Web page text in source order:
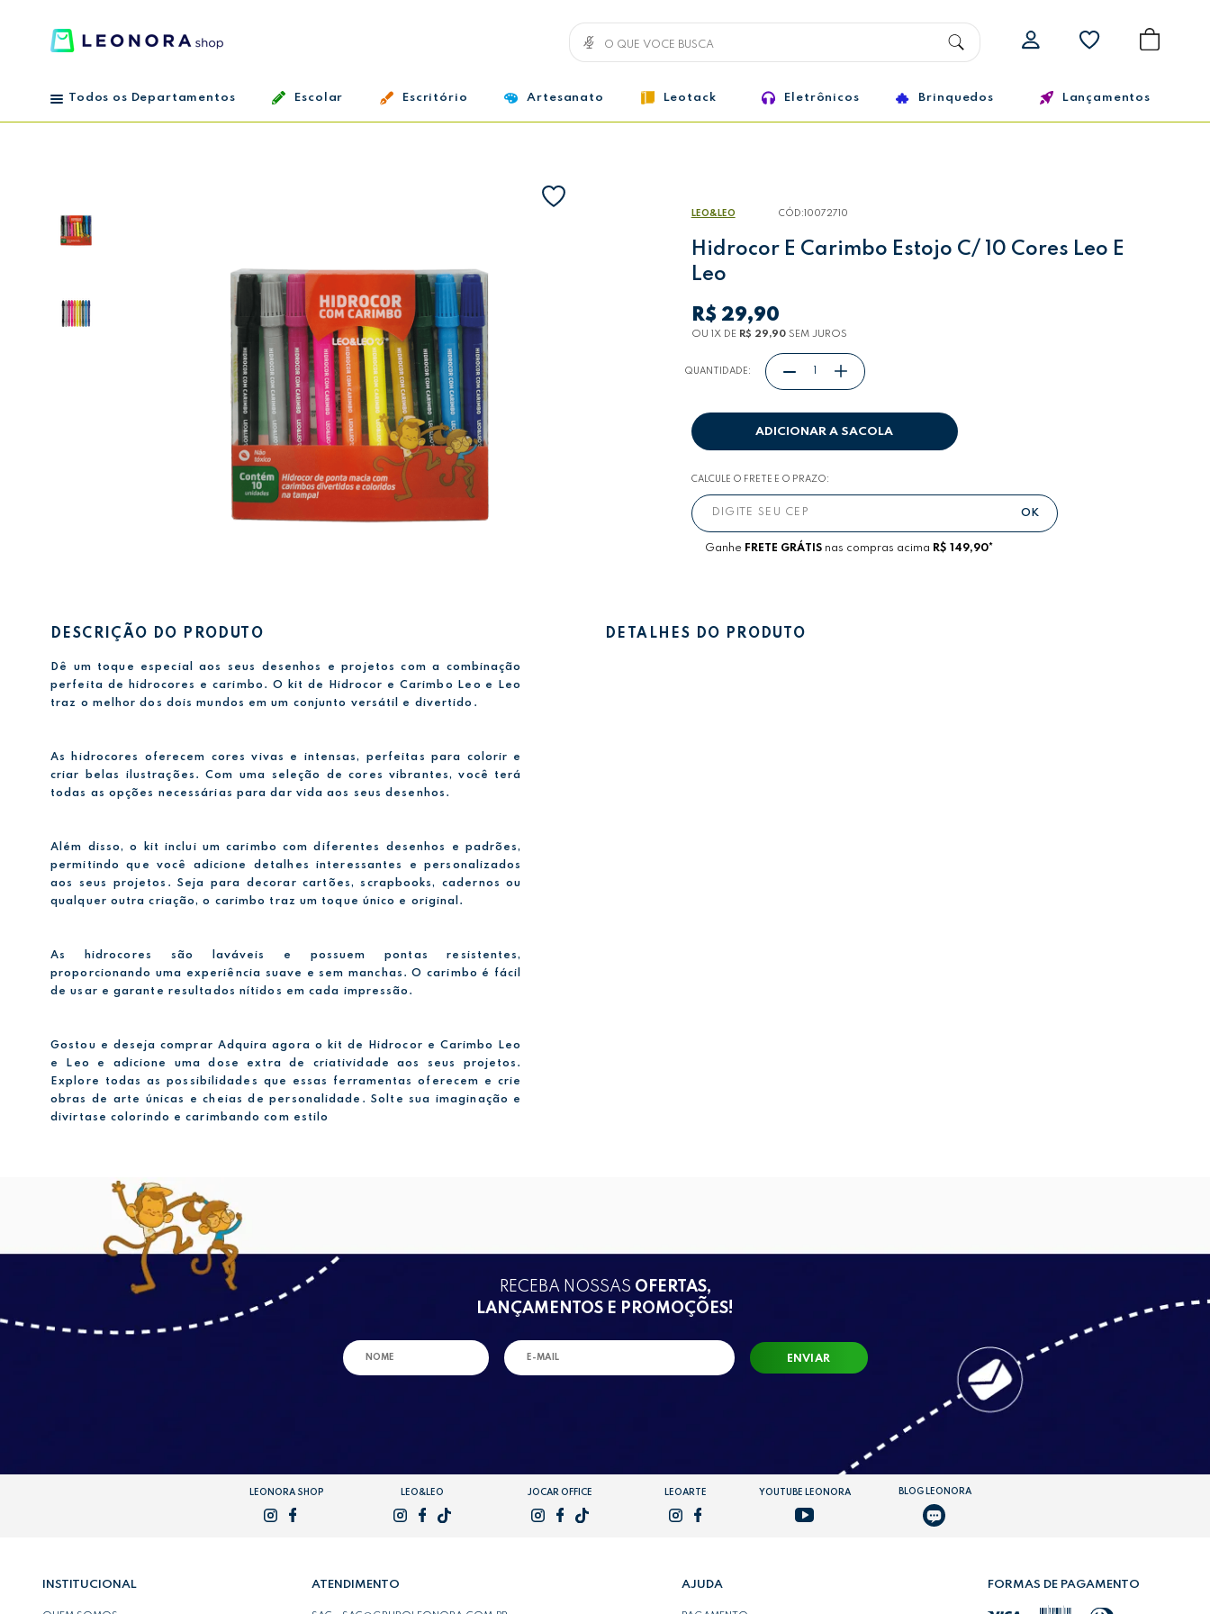
Todos os Departamentos Escolar Escritório Artesanato Leotack Eletrônicos Brinquedos Lançamentos
LEO&LEO CÓD: 10072710
Hidrocor E Carimbo Estojo C/ 10 Cores Leo E
Leo
R$ 29,90
OU 1XDE R$ 29,90SEM JUROS
QUANTIDADE:
ADICIONAR A SACOLA
CALCULE O FRETE E O PRAZO:
Ganhe FRETE GRÁTISnas compras acima R$ 149,90*
DESCRIÇÃO DO PRODUTO
Dê um toque especial aos seus desenhos e projetos com a combinação
perfeita de hidrocores e carimbo. O kit de Hidrocor e Carimbo Leo e Leo
traz o melhor dos dois mundos em um conjunto versátil e divertido.
As hidrocores oferecem cores vivas e intensas, perfeitas para colorir e
criar belas ilustrações. Com uma seleção de cores vibrantes, você terá
todas as opções necessárias para dar vida aos seus desenhos.
Além disso, o kit inclui um carimbo com diferentes desenhos e padrões,
permitindo que você adicione detalhes interessantes e personalizados
aos seus projetos. Seja para decorar cartões, scrapbooks, cadernos ou
qualquer outra criação, o carimbo traz um toque único e original.
As hidrocores são laváveis e possuem pontas resistentes,
proporcionando uma experiência suave e sem manchas. O carimbo é fácil
de usar e garante resultados nítidos em cada impressão.
Gostou e deseja comprar Adquira agora o kit de Hidrocor e Carimbo Leo
e Leo e adicione uma dose extra de criatividade aos seus projetos.
Explore todas as possibilidades que essas ferramentas oferecem e crie
obras de arte únicas e cheias de personalidade. Solte sua imaginação e
divirtase colorindo e carimbando com estilo
DETALHES DO PRODUTO
RECEBA NOSSAS OFERTAS,
LANÇAMENTOS E PROMOÇÕES!
ENVIAR
LEONORA SHOP LEO&LEO JOCAR OFFICE LEOARTE YOUTUBE LEONORA BLOG LEONORA
INSTITUCIONAL ATENDIMENTO AJUDA FORMAS DE PAGAMENTO